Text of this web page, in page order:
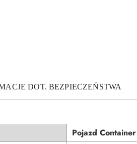
DOT. BEZPIECZEŃSTWA
Pojazd